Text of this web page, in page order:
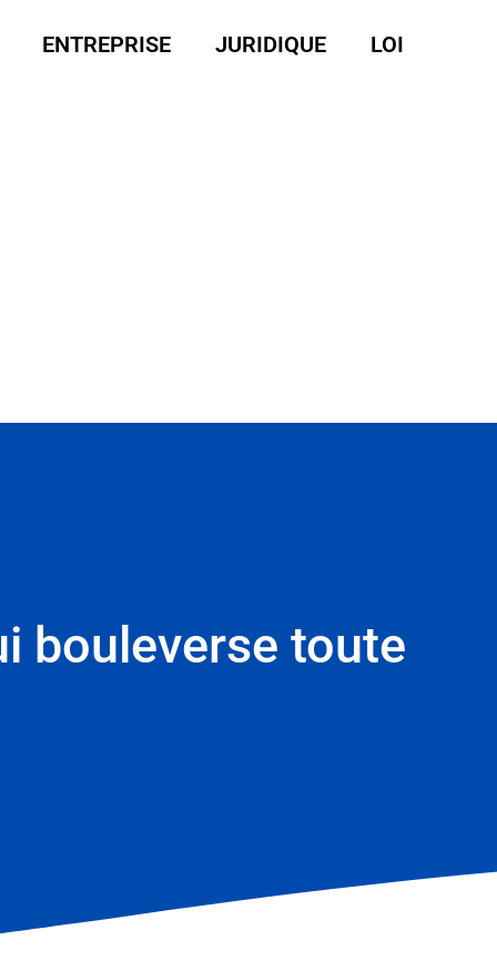
ENTREPRISE JURIDIQUE LOI
bouleverse toute